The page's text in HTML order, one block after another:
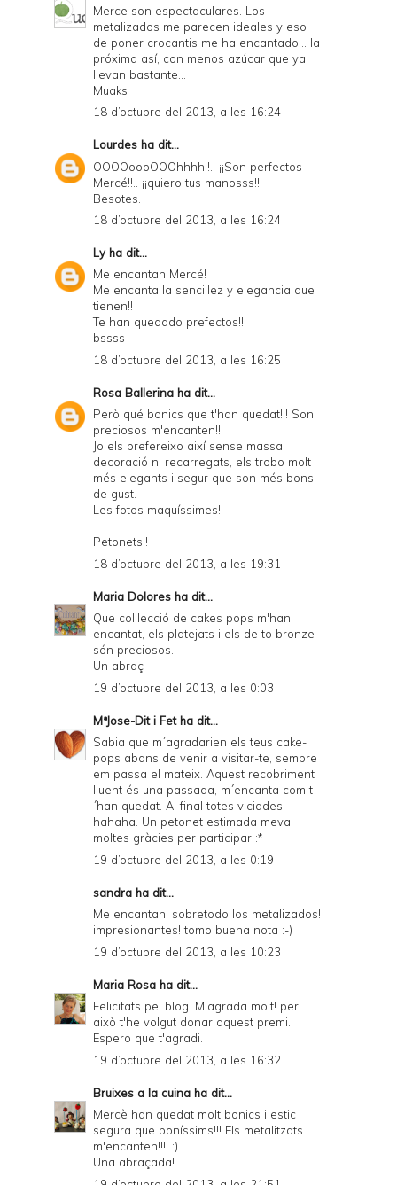
a
n
d
F
Merce son espectaculares. Los
metalizados me parecen ideales y eso
de poner crocantis me ha encantado... la
próxima así, con menos azúcar que ya
llevan bastante...
Muaks
18 d’octubre del 2013, a les 16:24
Lourdes ha dit...
OOOOoooOOOhhhh!!.. ¡¡Son perfectos
Mercé!!.. ¡¡quiero tus manosss!!
Besotes.
18 d’octubre del 2013, a les 16:24
Lyha dit...
Me encantan Mercé!
Me encanta la sencillez y elegancia que
tienen!!
Te han quedado prefectos!!
bssss
18 d’octubre del 2013, a les 16:25
Rosa Ballerina ha dit...
Però qué bonics que t'han quedat!!! Son
preciosos m'encanten!!
Jo els prefereixo així sense massa
decoració ni recarregats, els trobo molt
més elegants i segur que son més bons
de gust.
Les fotos maquíssimes!
Petonets!!
18 d’octubre del 2013, a les 19:31
Maria Dolores ha dit...
Que col·lecció de cakes pops m'han
encantat, els platejats i els de to bronze
són preciosos.
Un abraç
19 d’octubre del 2013, a les 0:03
MªJose-Dit i Fetha dit...
Sabia que m´agradarien els teus cake-
pops abans de venir a visitar-te, sempre
em passa el mateix. Aquest recobriment
lluent és una passada, m´encanta com t
´han quedat. Al final totes viciades
hahaha. Un petonet estimada meva,
moltes gràcies per participar :*
19 d’octubre del 2013, a les 0:19
sandra ha dit...
Me encantan! sobretodo los metalizados!
impresionantes! tomo buena nota :-)
19 d’octubre del 2013, a les 10:23
Maria Rosa ha dit...
Felicitats pel blog. M'agrada molt! per
això t'he volgut donar aquest premi.
Espero que t'agradi.
19 d’octubre del 2013, a les 16:32
Bruixes a la cuina ha dit...
Mercè han quedat molt bonics i estic
segura que boníssims!!! Els metalitzats
m'encanten!!!! :)
Una abraçada!